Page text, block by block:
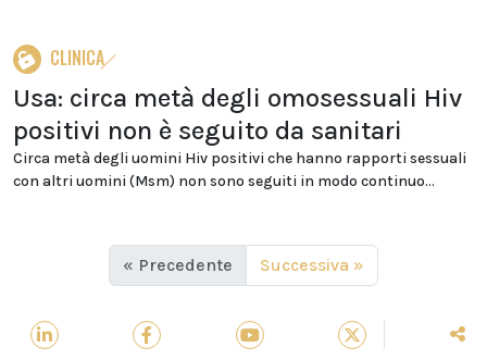
CLINICA
Usa: circa metà degli omosessuali Hiv
positivi non è seguito da sanitari
Circa metà degli uomini Hiv positivi che hanno rapporti sessuali
con altri uomini (Msm) non sono seguiti in modo continuo...
« Precedente Successiva »